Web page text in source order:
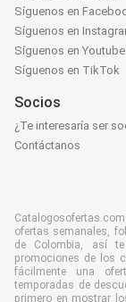
Síguenos en
Síguenos en
Síguenos en Youtube
Síguenos en TikTok
Socios
¿Te interesaría ser
Contáctanos
ofertas semanales,
de Colombia, así
promociones de los
fácilmente una
temporadas de
primero en mostrar